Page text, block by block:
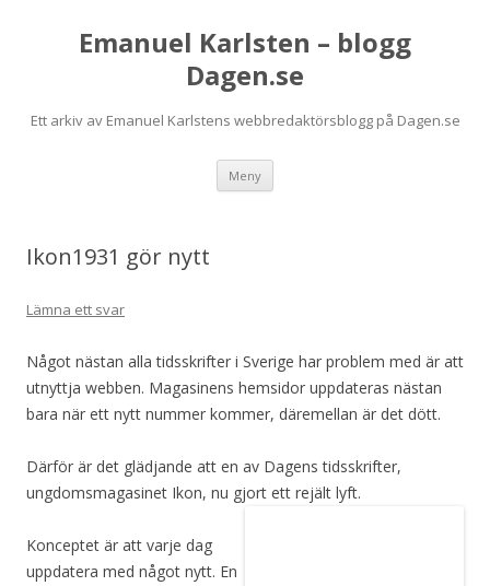
Emanuel Karlsten – blogg
Dagen.se
Ett arkiv av Emanuel Karlstens webbredaktörsblogg på Dagen.se
Meny
Ikon1931 gör nytt
Lämna ett svar
Något nästan alla tidsskrifter i Sverige har problem med är att
utnyttja webben. Magasinens hemsidor uppdateras nästan
bara när ett nytt nummer kommer, däremellan är det dött.
Därför är det glädjande att en av Dagens tidsskrifter,
ungdomsmagasinet Ikon, nu gjort ett rejält lyft.
Konceptet är att varje dag
uppdatera med något nytt. En